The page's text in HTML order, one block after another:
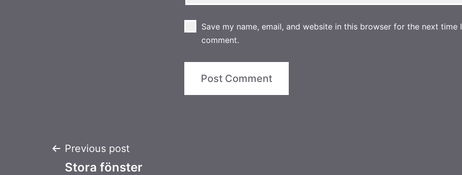
Save my name, email, and website in this browser for the next time I
comment.
Post
Previous post
Stora fönster